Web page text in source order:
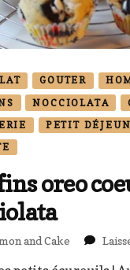
GOUTER
NOCCIOLATA
PETIT
oreo
and Cake